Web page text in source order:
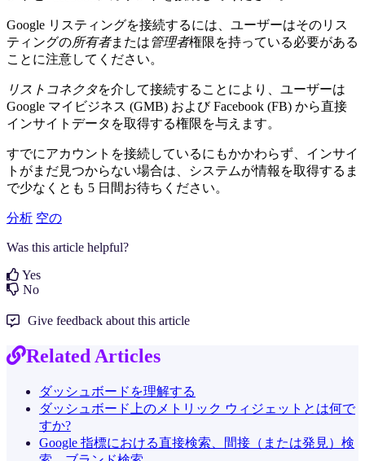
Google リスティングを接続するには、ユーザーはそのリス
ティングの所有者または管理者権限を持っている必要がある
ことに注意してください。
リストコネクタを介して接続することにより、ユーザーは
Google マイビジネス (GMB) および Facebook (FB) から直接
インサイトデータを取得する権限を与えます。
すでにアカウントを接続しているにもかかわらず、インサイ
トがまだ見つからない場合は、システムが情報を取得するま
で少なくとも 5 日間お待ちください。
分析 空の
Was this article helpful?
Yes
No
Give feedback about this article
Related Articles
ダッシュボードを理解する
ダッシュボード上のメトリック ウィジェットとは何で
すか?
Google 指標における直接検索、間接（または発見）検